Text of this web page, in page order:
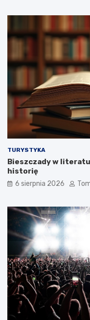
TURYSTYKA
Bieszczady w
historię
6 sierpnia 2026